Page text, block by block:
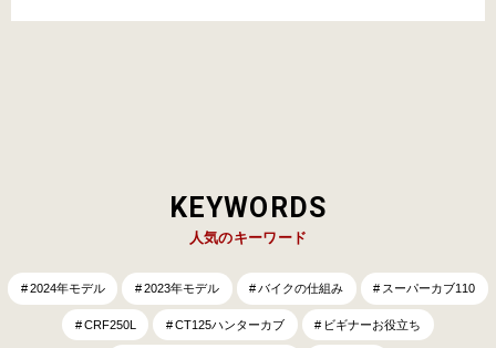
ば修理ができません。そこでレッドバロンでは、独自に純正パーツ…
KEYWORDS
人気のキーワード
2024年モデル 2023年モデル バイクの仕組み スーパーカブ110
CRF250L CT125ハンターカブ ビギナーお役立ち